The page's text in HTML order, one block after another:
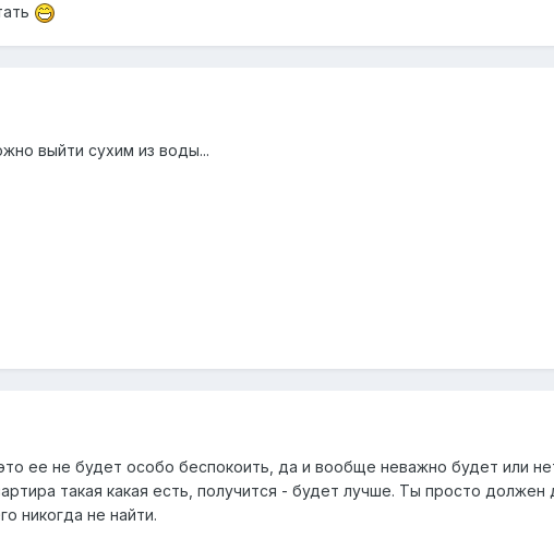
выйти сухим из воды...
ее не будет особо беспокоить, да и вообще неважно будет или
такая какая есть, получится - будет лучше. Ты просто
никогда не найти.